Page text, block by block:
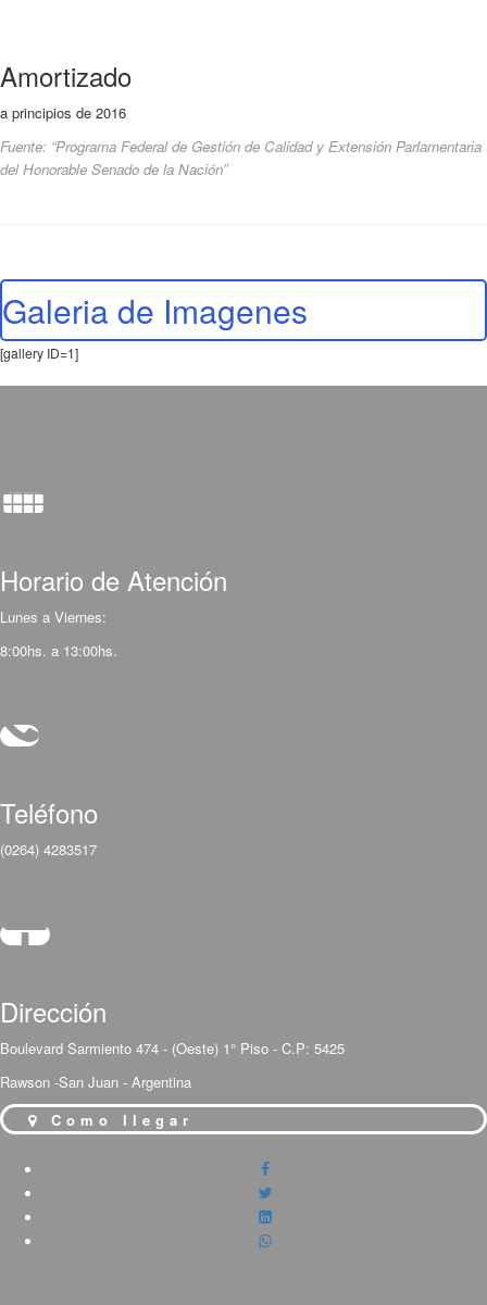
Amortizado
a principios de 2016
Fuente: “Programa Federal de Gestión de Calidad y Extensión Parlamentaria
del Honorable Senado de la Nación”
Galeria de Imagenes
[gallery ID=1]
Horario de Atención
Lunes a Viernes:
8:00hs. a 13:00hs.
Teléfono
(0264) 4283517
Dirección
Boulevard Sarmiento 474 - (Oeste) 1° Piso - C.P: 5425
Rawson -San Juan - Argentina
Como llegar